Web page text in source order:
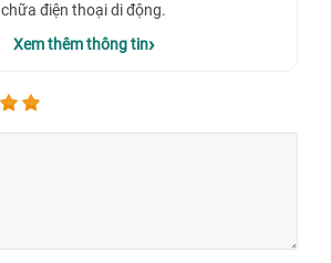
chữa điện thoại di động.
Xem thêm thông tin